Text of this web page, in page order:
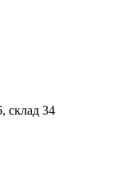
склад 34